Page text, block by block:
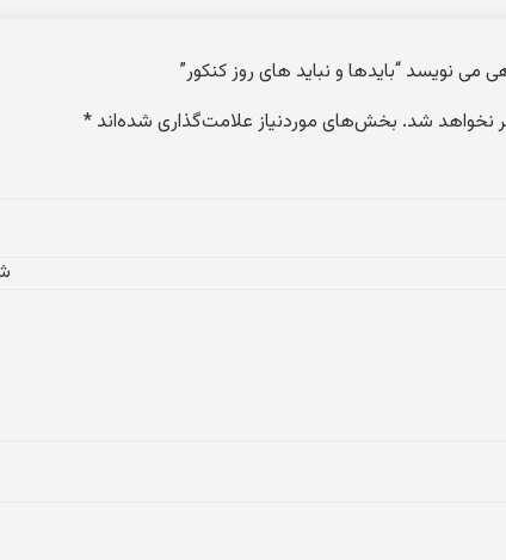
می نویسد “بایدها و نباید های روز کنکور”
نخواهد شد. بخش‌های موردنیاز علامت‌گذاری شده‌اند *